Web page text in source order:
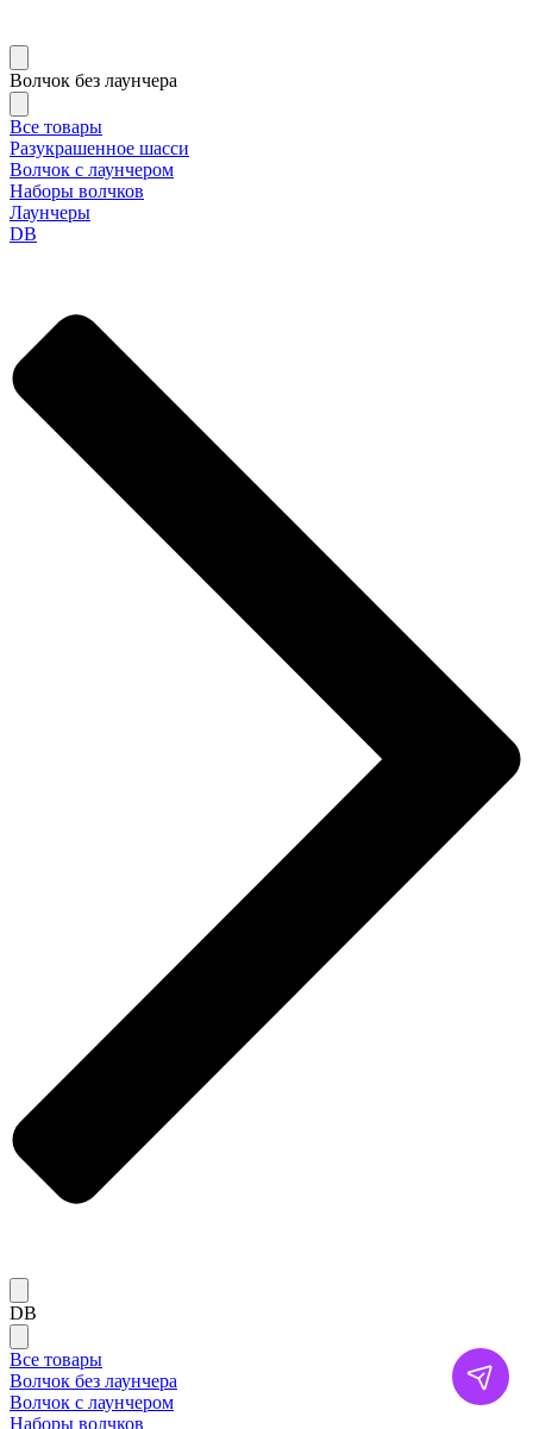
Волчок без лаунчера
Все товары
Разукрашенное шасси
Волчок с лаунчером
Наборы волчков
Лаунчеры
DB
DB
Все товары
Волчок без лаунчера
Волчок с лаунчером
Наборы волчков